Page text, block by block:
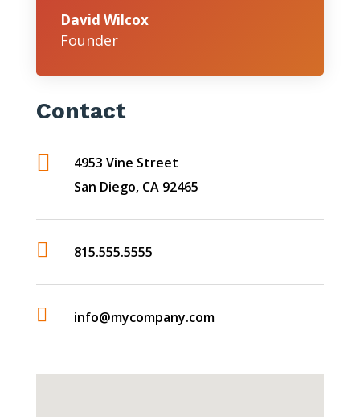
David Wilcox
Founder
Contact

4953 Vine Street
San Diego, CA 92465
 815.555.5555
 info@mycompany.com